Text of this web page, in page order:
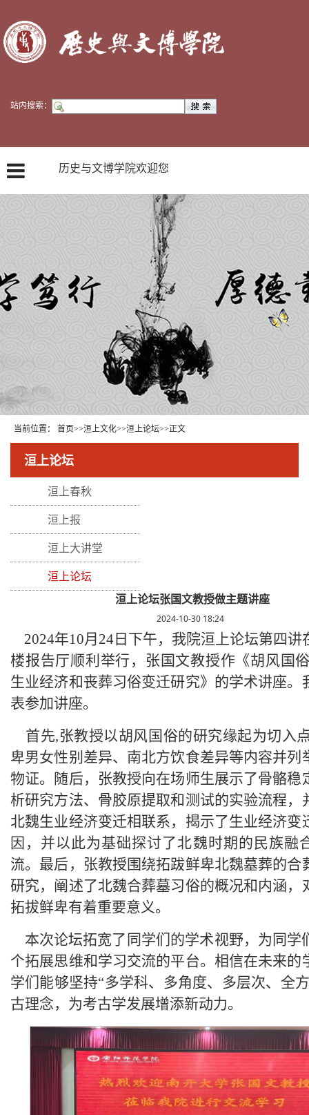
站内搜索：
历史与文博学院欢迎您
当前位置： 首页>>洹上文化>>洹上论坛>>正文
洹上论坛
洹上春秋
洹上报
洹上大讲堂
洹上论坛
洹上论坛张国文教授做主题讲座
2024-10-30 18:24
2024年10月24日下午，我院洹上论坛第四讲
楼报告厅顺利举行，张国文教授作《胡风国
生业经济和丧葬习俗变迁研究》的学术讲座。
表参加讲座。
首先,张教授以胡风国俗的研究缘起为切入
卑男女性别差异、南北方饮食差异等内容并列
物证。随后，张教授向在场师生展示了骨骼稳
析研究方法、骨胶原提取和测试的实验流程，
北魏生业经济变迁相联系，揭示了生业经济变
因，并以此为基础探讨了北魏时期的民族融
流。最后，张教授围绕拓跋鲜卑北魏墓葬的合
研究，阐述了北魏合葬墓习俗的概况和内涵，
拓拔鲜卑有着重要意义。
本次论坛拓宽了同学们的学术视野，为同学
个拓展思维和学习交流的平台。相信在未来的
学们能够坚持“多学科、多角度、多层次、全
古理念，为考古学发展增添新动力。